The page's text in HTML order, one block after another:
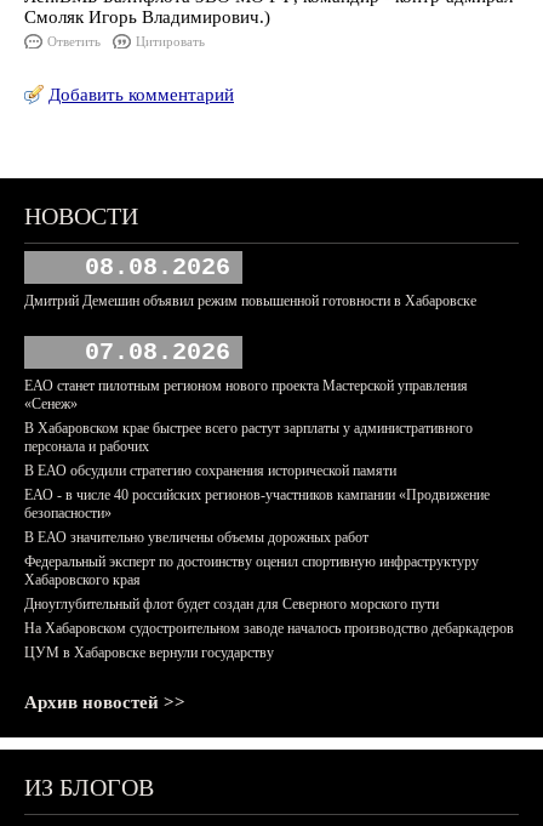
Смоляк Игорь Владимирович.)
Ответить Цитировать
Добавить комментарий
НОВОСТИ
08.08.2026
Дмитрий Демешин объявил режим повышенной готовности в Хабаровске
07.08.2026
ЕАО станет пилотным регионом нового проекта Мастерской управления
«Сенеж»
В Хабаровском крае быстрее всего растут зарплаты у административного
персонала и рабочих
В ЕАО обсудили стратегию сохранения исторической памяти
ЕАО - в числе 40 российских регионов-участников кампании «Продвижение
безопасности»
В ЕАО значительно увеличены объемы дорожных работ
Федеральный эксперт по достоинству оценил спортивную инфраструктуру
Хабаровского края
Дноуглубительный флот будет создан для Северного морского пути
На Хабаровском судостроительном заводе началось производство дебаркадеров
ЦУМ в Хабаровске вернули государству
Архив новостей >>
ИЗ БЛОГОВ